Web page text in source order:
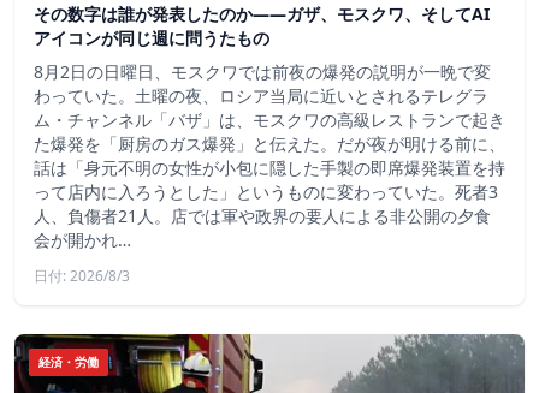
その数字は誰が発表したのか——ガザ、モスクワ、そしてAI
アイコンが同じ週に問うたもの
8月2日の日曜日、モスクワでは前夜の爆発の説明が一晩で変
わっていた。土曜の夜、ロシア当局に近いとされるテレグラ
ム・チャンネル「バザ」は、モスクワの高級レストランで起き
た爆発を「厨房のガス爆発」と伝えた。だが夜が明ける前に、
話は「身元不明の女性が小包に隠した手製の即席爆発装置を持
って店内に入ろうとした」というものに変わっていた。死者3
人、負傷者21人。店では軍や政界の要人による非公開の夕食
会が開かれ…
日付: 2026/8/3
経済・労働